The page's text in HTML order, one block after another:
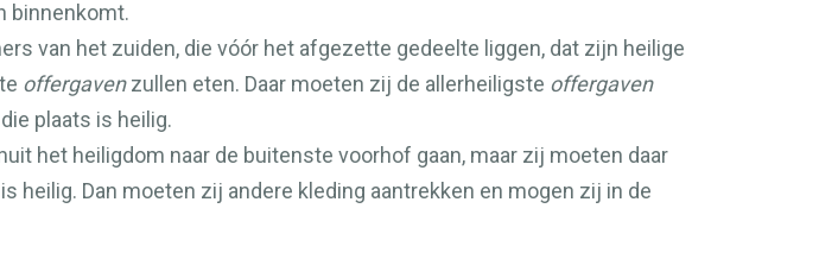
binnenkomt.
van het zuiden, die vóór het afgezette gedeelte liggen, dat zijn heilige
offergavenzullen eten. Daar moeten zij de allerheiligste offergaven
plaats is heilig.
het heiligdom naar de buitenste voorhof gaan, maar zij moeten daar
heilig. Dan moeten zij andere kleding aantrekken en mogen zij in de